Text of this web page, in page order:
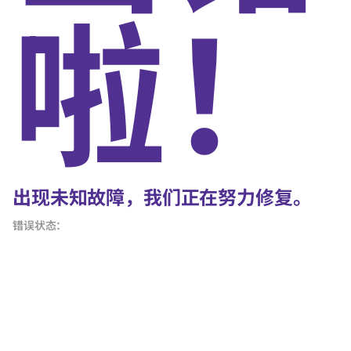
啦！
出现未知故障，我们正在努力修复。
错误状态：